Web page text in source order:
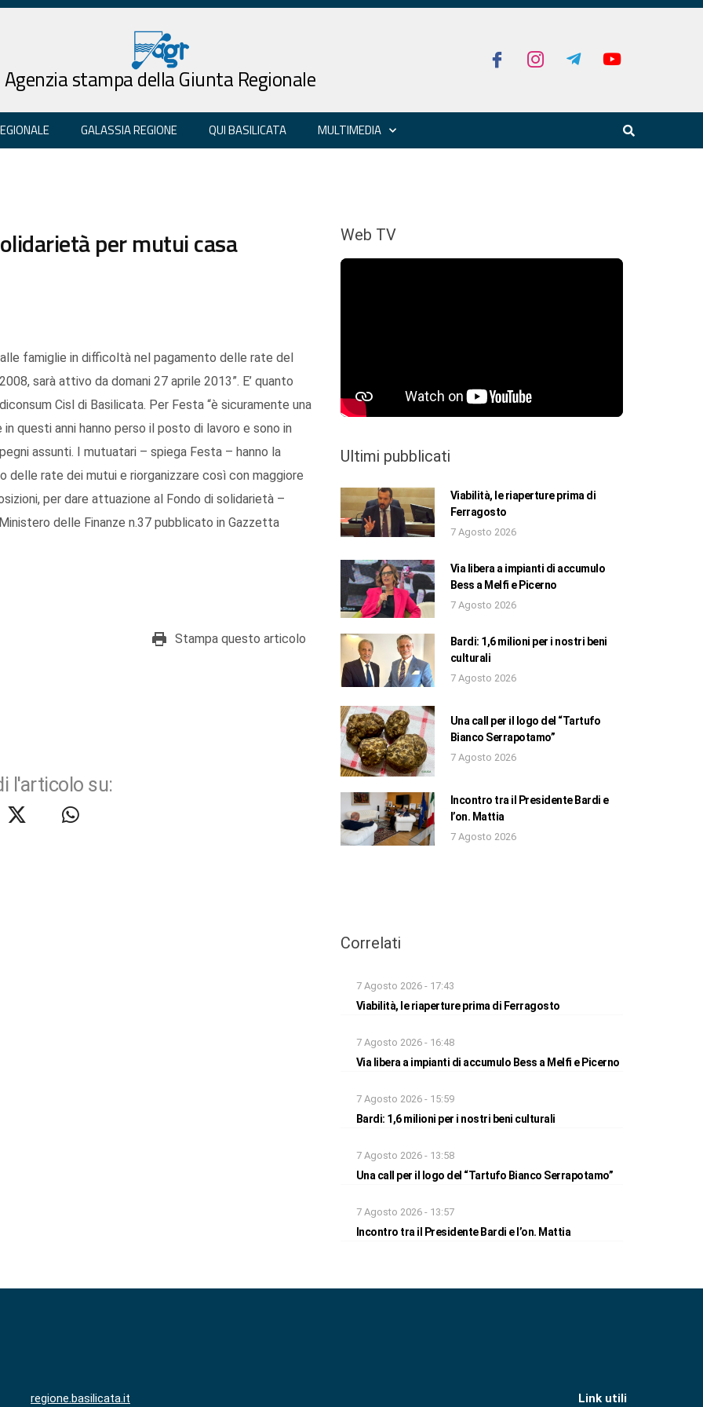
Agenzia stampa della Giunta Regionale
GALASSIA REGIONE QUI BASILICATA MULTIMEDIA
per mutui casa
famiglie in difficoltà nel pagamento delle rate del
sarà attivo da domani 27 aprile 2013”. E’ quanto
Cisl di Basilicata. Per Festa “è sicuramente una
questi anni hanno perso il posto di lavoro e sono in
assunti. I mutuatari – spiega Festa – hanno la
delle rate dei mutui e riorganizzare così con maggiore
per dare attuazione al Fondo di solidarietà –
delle Finanze n.37 pubblicato in Gazzetta
Stampa questo articolo
l'articolo su:
Web TV
Ultimi pubblicati
Viabilità, le riaperture prima di
Ferragosto
7 Agosto 2026
Via libera a impianti di accumulo
Bess a Melfi e Picerno
7 Agosto 2026
Bardi: 1,6 milioni per i nostri beni
culturali
7 Agosto 2026
Una call per il logo del “Tartufo
Bianco Serrapotamo”
7 Agosto 2026
Incontro tra il Presidente Bardi e
l’on. Mattia
7 Agosto 2026
Correlati
7 Agosto 2026 - 17:43
Viabilità, le riaperture prima di Ferragosto
7 Agosto 2026 - 16:48
Via libera a impianti di accumulo Bess a Melfi e Picerno
7 Agosto 2026 - 15:59
Bardi: 1,6 milioni per i nostri beni culturali
7 Agosto 2026 - 13:58
Una call per il logo del “Tartufo Bianco Serrapotamo”
7 Agosto 2026 - 13:57
Incontro tra il Presidente Bardi e l’on. Mattia
regione.basilicata.it Link utili